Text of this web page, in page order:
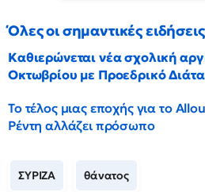
Όλες οι σημαντικές
Καθιερώνεται νέα σχολική
Οκτωβρίου με Προεδρικό
Το τέλος μιας εποχής για το
Ρέντη αλλάζει πρόσωπο
ΣΥΡΙΖΑ θάνατος